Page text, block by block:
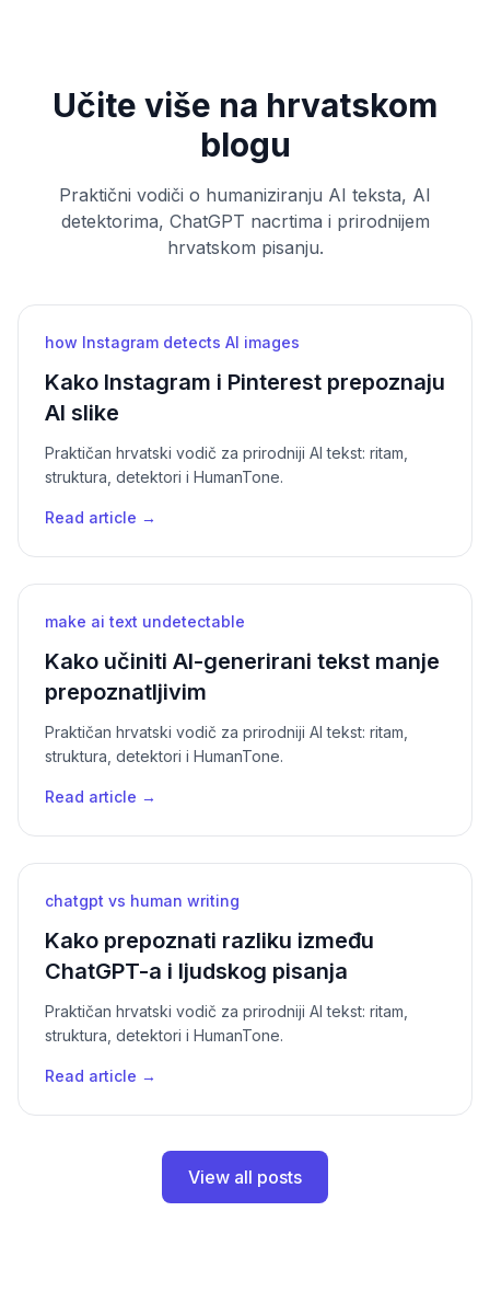
Učite više na hrvatskom
blogu
Praktični vodiči o humaniziranju AI teksta, AI
detektorima, ChatGPT nacrtima i prirodnijem
hrvatskom pisanju.
how Instagram detects AI images
Kako Instagram i Pinterest prepoznaju
AI slike
Praktičan hrvatski vodič za prirodniji AI tekst: ritam,
struktura, detektori i HumanTone.
Read article →
make ai text undetectable
Kako učiniti AI-generirani tekst manje
prepoznatljivim
Praktičan hrvatski vodič za prirodniji AI tekst: ritam,
struktura, detektori i HumanTone.
Read article →
chatgpt vs human writing
Kako prepoznati razliku između
ChatGPT-a i ljudskog pisanja
Praktičan hrvatski vodič za prirodniji AI tekst: ritam,
struktura, detektori i HumanTone.
Read article →
View all posts